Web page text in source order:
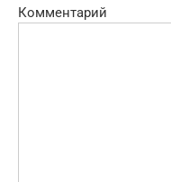
Комментарий